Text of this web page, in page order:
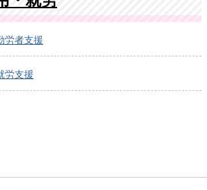
労者支援
労支援